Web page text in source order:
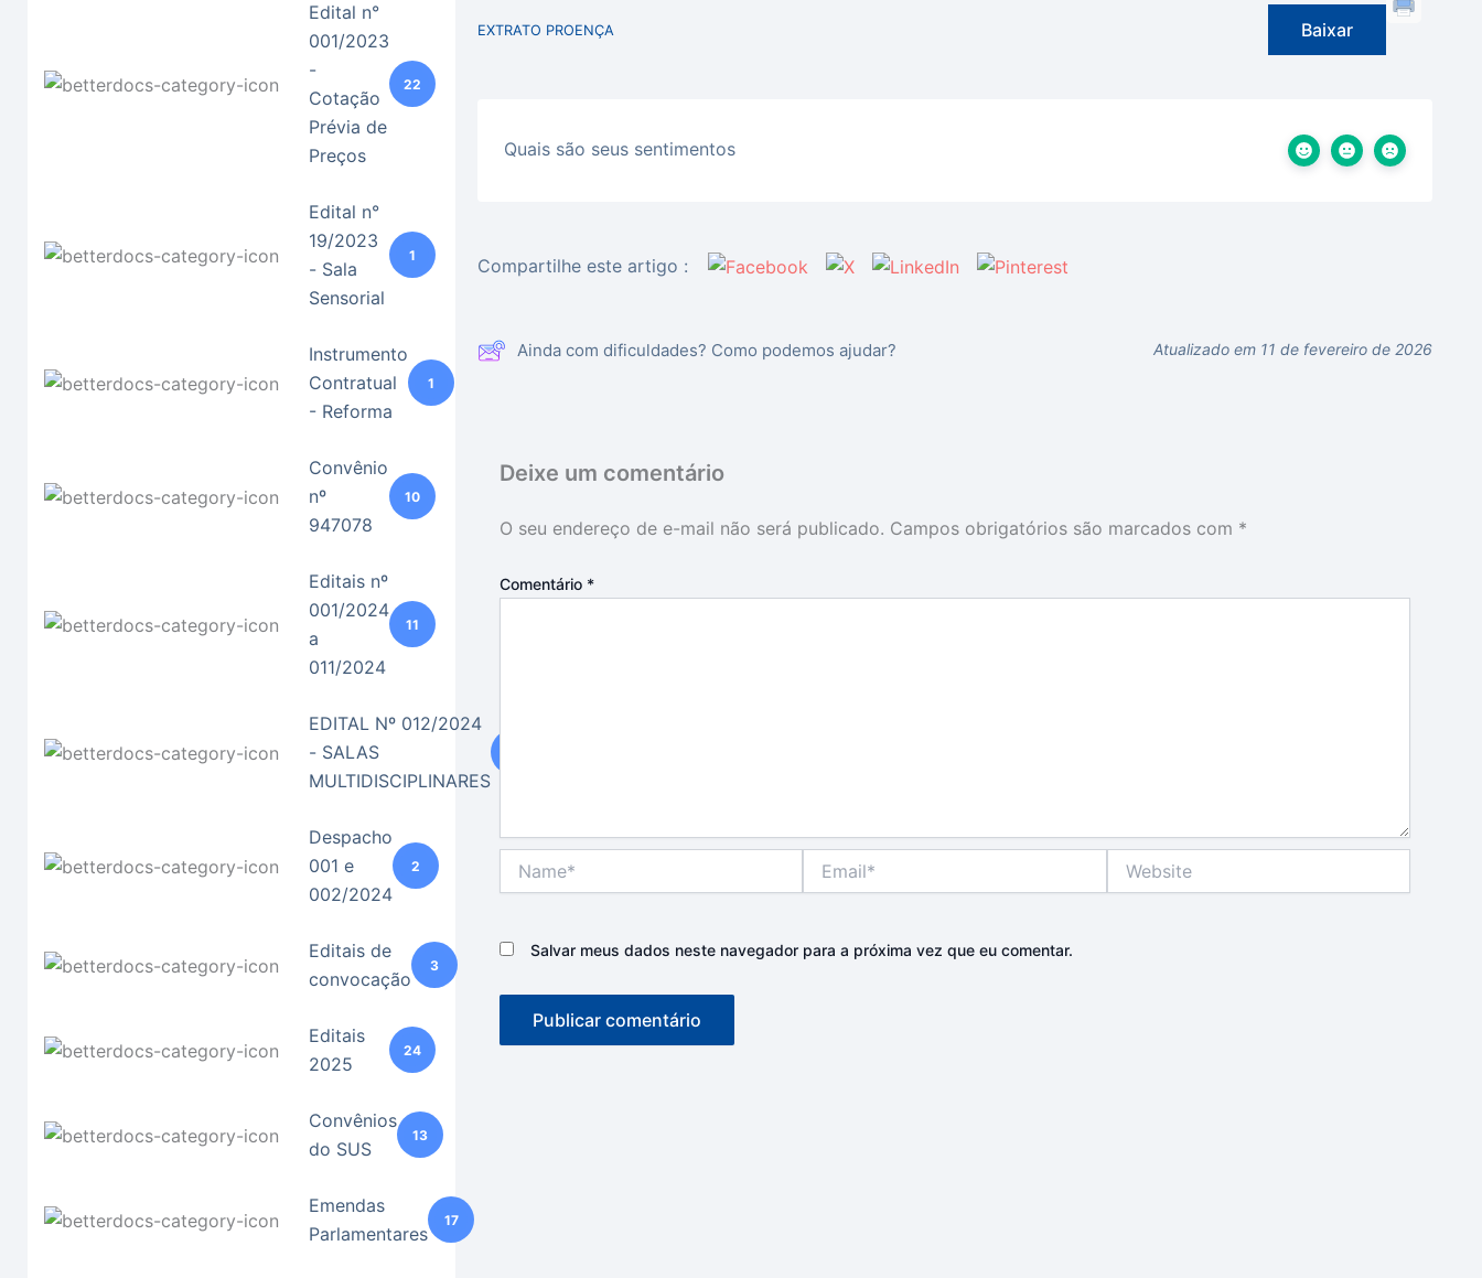
Edital n°
001/2023
-
Cotação
Prévia de
Preços
22
Edital n°
19/2023
- Sala
Sensorial
1
Instrumento
Contratual
- Reforma
1
Convênio
nº
947078
10
Editais nº
001/2024
a
011/2024
11
EDITAL Nº 012/2024
- SALAS
MULTIDISCIPLINARES
Despacho
001 e
002/2024
2
Editais de
convocação
3
Editais
2025
24
Convênios
do SUS
13
Emendas
Parlamentares
17
EXTRATO PROENÇA Baixar
Quais são seus sentimentos
Compartilhe este artigo :
Ainda com dificuldades? Como podemos ajudar? Atualizado em 11 de fevereiro de 2026
Deixe um comentário
O seu endereço de e-mail não será publicado. Campos obrigatórios são marcados com *
Comentário *
Salvar meus dados neste navegador para a próxima vez que eu comentar.